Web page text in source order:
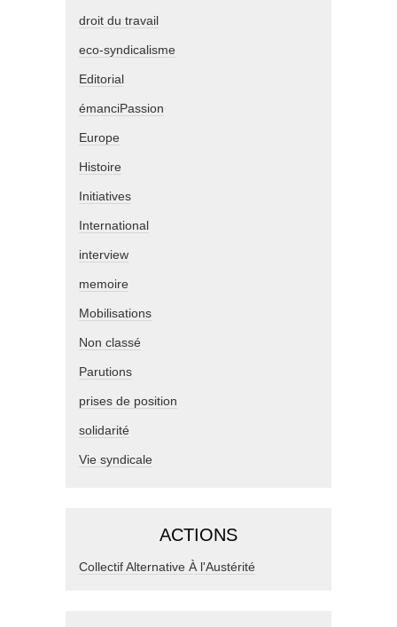
droit du travail
eco-syndicalisme
Editorial
émanciPassion
Europe
Histoire
Initiatives
International
interview
memoire
Mobilisations
Non classé
Parutions
prises de position
solidarité
Vie syndicale
ACTIONS
Collectif Alternative À l'Austérité